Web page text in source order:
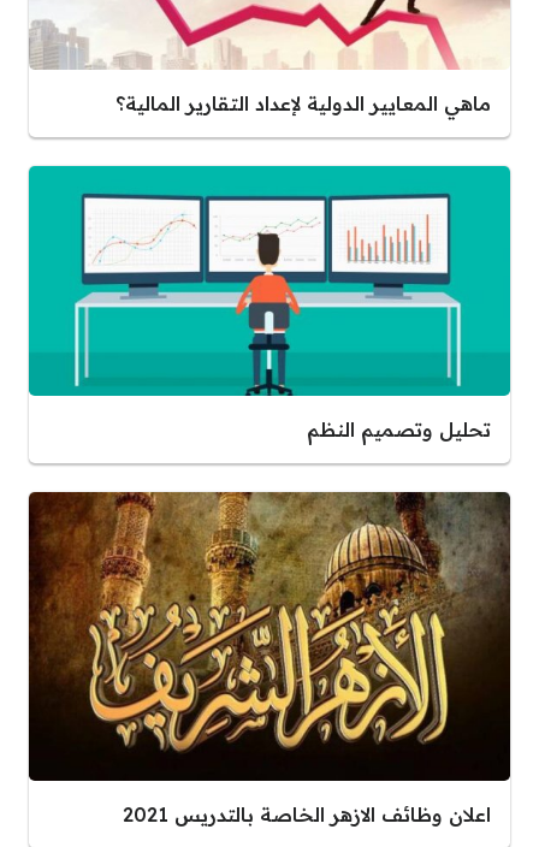
ماهي المعايير الدولية لإعداد التقارير المالية؟
تحليل وتصميم النظم
اعلان وظائف الازهر الخاصة بالتدريس 2021